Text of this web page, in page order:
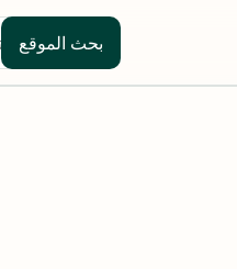
بحث الموقع